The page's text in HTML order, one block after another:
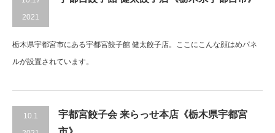
2021
栃木県宇都宮市にある宇都宮餃子館 健太餃子店。ここにこんな顔はめパネ
ルが設置されています。
10.1
宇都宮餃子会 来らっせ本店《栃木県宇都宮